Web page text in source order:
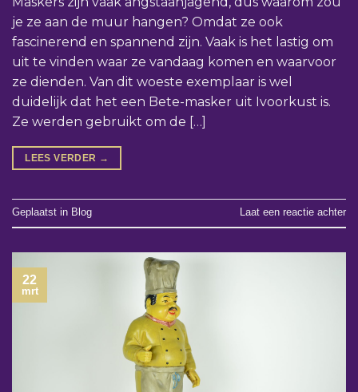
je ze aan de muur hangen? Omdat ze ook
fascinerend en spannend zijn. Vaak is het lastig om
uit te vinden waar ze vandaag komen en waarvoor
ze dienden. Van dit woeste exemplaar is wel
duidelijk dat het een Bete-masker uit Ivoorkust is.
Ze werden gebruikt om de […]
LEES VERDER →
Geplaatst in Blog Laat een reactie achter
22
mrt